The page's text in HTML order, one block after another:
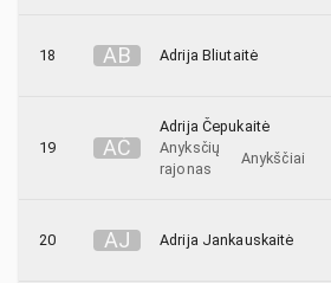
18 AB Adrija Bliutaitė
19 AČ
Adrija Čepukaitė
Anyksčių
rajonas
Anykščiai
20 AJ Adrija Jankauskaitė